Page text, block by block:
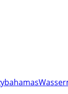
bahamas